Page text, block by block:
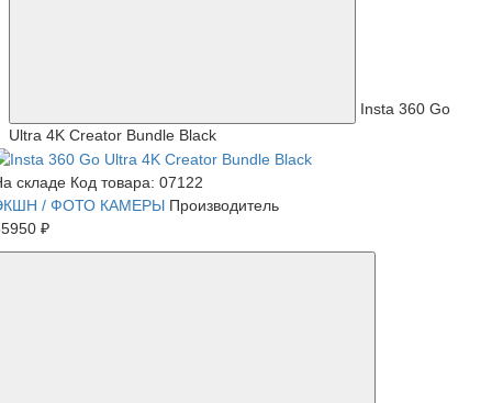
Insta 360 Go
Ultra 4K Creator Bundle Black
складе Код товара: 07122
/ ФОТО КАМЕРЫ Производитель
₽